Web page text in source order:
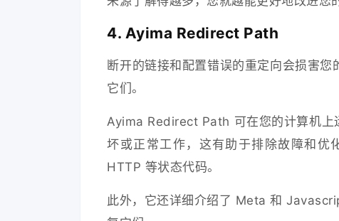
4. Ayima Redirect Path
断开的链接和配置错误的重定向会损害
它们。
Ayima Redirect Path 可在您的计算机上
坏或正常工作，这有助于排除故障和
HTTP 等状态代码。
此外，它还详细介绍了 Meta 和